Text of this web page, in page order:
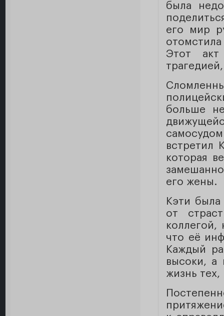
была
его мир
Этот
больше
встретил
которая
его жены.
Кэти
от
коллегой,
что её
Каждый
высоки, а
жизнь тех,